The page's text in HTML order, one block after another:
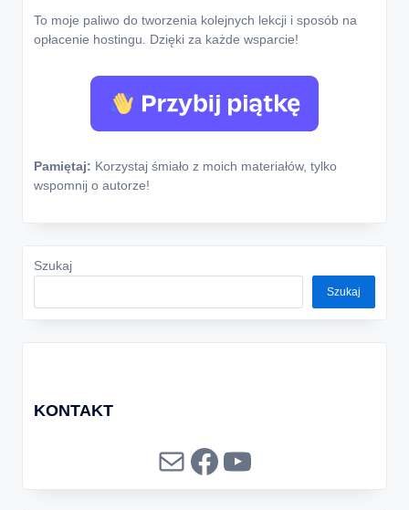
To moje paliwo do tworzenia kolejnych lekcji i sposób na
opłacenie hostingu. Dzięki za każde wsparcie!
Pamiętaj: Korzystaj śmiało z moich materiałów, tylko
wspomnij o autorze!
Szukaj
Szukaj
KONTAKT
MailFacebook
YouTube